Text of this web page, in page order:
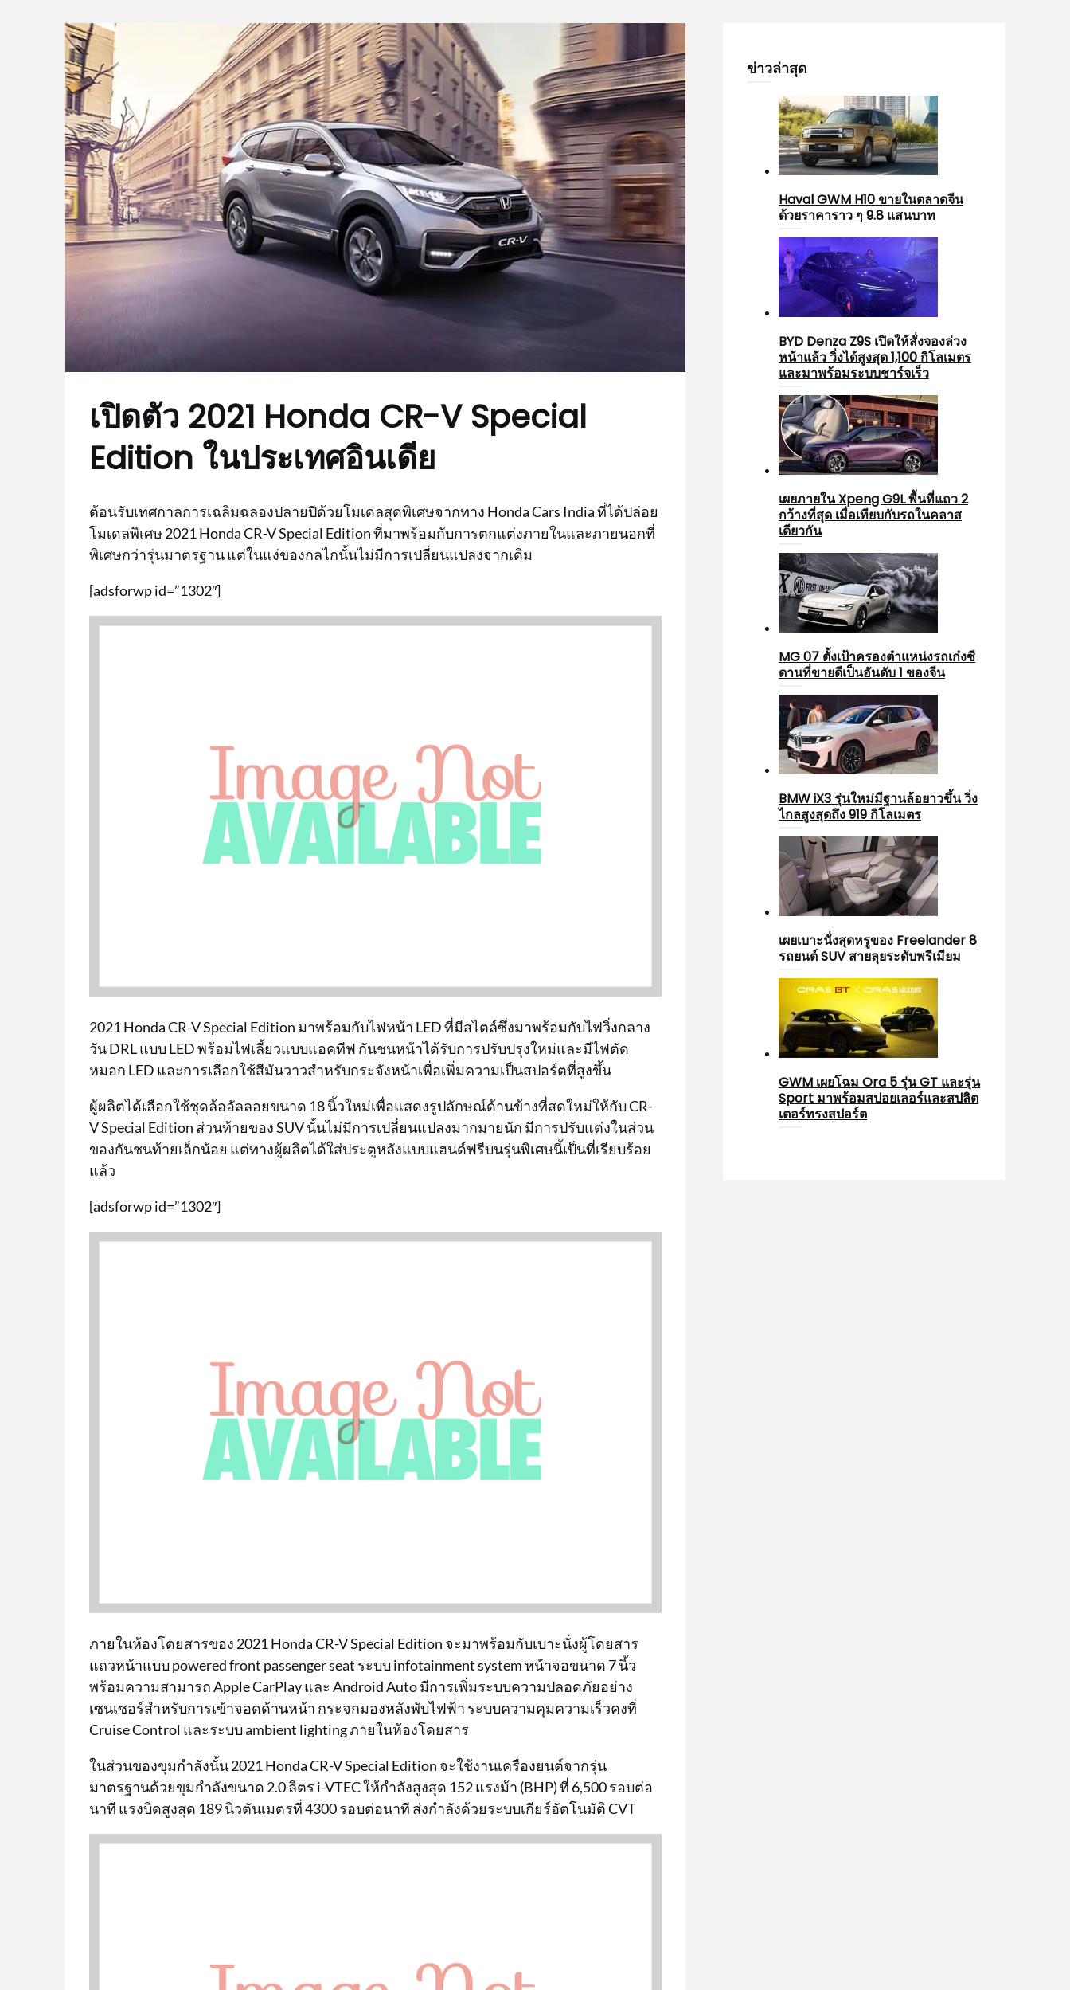
เปิดตัว 2021 Honda CR-V Special
Edition ในประเทศอินเดีย
ต้อนรับเทศกาลการเฉลิมฉลองปลายปีด้วยโมเดลสุดพิเศษจากทาง Honda Cars India ที่ได้ปล่อย
โมเดลพิเศษ 2021 Honda CR-V Special Edition ที่มาพร้อมกับการตกแต่งภายในและภายนอกที่
พิเศษกว่ารุ่นมาตรฐาน แต่ในแง่ของกลไกนั้นไม่มีการเปลี่ยนแปลงจากเดิม
[adsforwp id=”1302″]
2021 Honda CR-V Special Edition มาพร้อมกับไฟหน้า LED ที่มีสไตล์ซึ่งมาพร้อมกับไฟวิ่งกลาง
วัน DRL แบบ LED พร้อมไฟเลี้ยวแบบแอคทีฟ กันชนหน้าได้รับการปรับปรุงใหม่และมีไฟตัด
หมอก LED และการเลือกใช้สีมันวาวสำหรับกระจังหน้าเพื่อเพิ่มความเป็นสปอร์ตที่สูงขึ้น
ผู้ผลิตได้เลือกใช้ชุดล้ออัลลอยขนาด 18 นิ้วใหม่เพื่อแสดงรูปลักษณ์ด้านข้างที่สดใหม่ให้กับ CR-
V Special Edition ส่วนท้ายของ SUV นั้นไม่มีการเปลี่ยนแปลงมากมายนัก มีการปรับแต่งในส่วน
ของกันชนท้ายเล็กน้อย แต่ทางผู้ผลิตได้ใส่ประตูหลังแบบแฮนด์ฟรีบนรุ่นพิเศษนี้เป็นที่เรียบร้อย
แล้ว
[adsforwp id=”1302″]
ภายในห้องโดยสารของ 2021 Honda CR-V Special Edition จะมาพร้อมกับเบาะนั่งผู้โดยสาร
แถวหน้าแบบ powered front passenger seat ระบบ infotainment system หน้าจอขนาด 7 นิ้ว
พร้อมความสามารถ Apple CarPlay และ Android Auto มีการเพิ่มระบบความปลอดภัยอย่าง
เซนเซอร์สำหรับการเข้าจอดด้านหน้า กระจกมองหลังพับไฟฟ้า ระบบความคุมความเร็วคงที่
Cruise Control และระบบ ambient lighting ภายในห้องโดยสาร
ในส่วนของขุมกำลังนั้น 2021 Honda CR-V Special Edition จะใช้งานเครื่องยนต์จากรุ่น
มาตรฐานด้วยขุมกำลังขนาด 2.0 ลิตร i-VTEC ให้กำลังสูงสุด 152 แรงม้า (BHP) ที่ 6,500 รอบต่อ
นาที แรงบิดสูงสุด 189 นิวตันเมตรที่ 4300 รอบต่อนาที ส่งกำลังด้วยระบบเกียร์อัตโนมัติ CVT
ข่าวล่าสุด
Haval GWM H10 ขายในตลาดจีน
ด้วยราคาราว ๆ 9.8 แสนบาท
BYD Denza Z9S เปิดให้สั่งจองล่วง
หน้าแล้ว วิ่งได้สูงสุด 1,100 กิโลเมตร
และมาพร้อมระบบชาร์จเร็ว
เผยภายใน Xpeng G9L พื้นที่แถว 2
กว้างที่สุด เมื่อเทียบกับรถในคลาส
เดียวกัน
MG 07 ตั้งเป้าครองตำแหน่งรถเก๋งซี
ดานที่ขายดีเป็นอันดับ 1 ของจีน
BMW iX3 รุ่นใหม่มีฐานล้อยาวขึ้น วิ่ง
ไกลสูงสุดถึง 919 กิโลเมตร
เผยเบาะนั่งสุดหรูของ Freelander 8
รถยนต์ SUV สายลุยระดับพรีเมียม
GWM เผยโฉม Ora 5 รุ่น GT และรุ่น
Sport มาพร้อมสปอยเลอร์และสปลิต
เตอร์ทรงสปอร์ต